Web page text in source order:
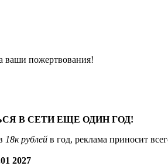
ваши пожертвования!
В СЕТИ ЕЩЕ ОДИН ГОД!
18к рублей в год, реклама приносит
2027